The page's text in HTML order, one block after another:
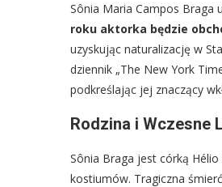
Sônia Maria Campos Braga
roku aktorka będzie
uzyskując naturalizację w
dziennik „The New York
podkreślając jej znaczący
Rodzina i Wczesne
Sônia Braga jest córką
kostiumów. Tragiczna